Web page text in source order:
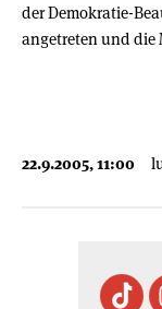
der Demokratie-
angetreten und die
22.9.2005, 11:00